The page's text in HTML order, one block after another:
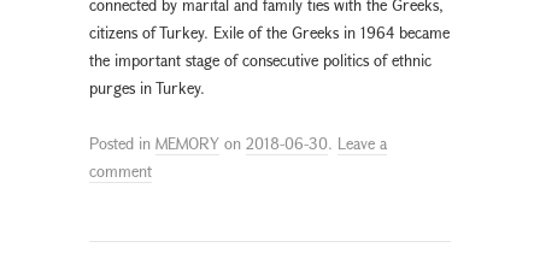
connected by marital and family ties with the Greeks,
citizens of Turkey. Exile of the Greeks in 1964 became
the important stage of consecutive politics of ethnic
purges in Turkey.
Posted in MEMORY on 2018-06-30. Leave a
comment